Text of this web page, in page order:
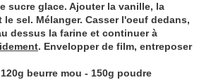
sucre glace. Ajouter la vanille, la
le sel. Mélanger. Casser l'oeuf dedans,
dessus la farine et continuer à
. Envelopper de film, entreposer
beurre mou - 150g poudre